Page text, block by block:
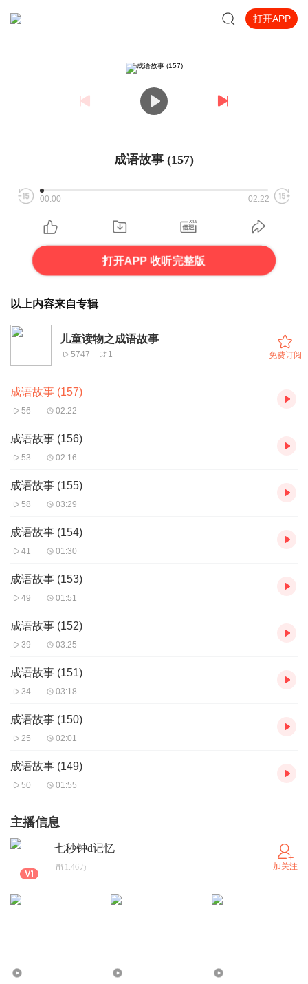
打开APP
成语故事 (157)
00:00 02:22
打开APP 收听完整版
以上内容来自专辑
儿童读物之成语故事
5747 1 免费订阅
成语故事 (157)
56 02:22
成语故事 (156)
53 02:16
成语故事 (155)
58 03:29
成语故事 (154)
41 01:30
成语故事 (153)
49 01:51
成语故事 (152)
39 03:25
成语故事 (151)
34 03:18
成语故事 (150)
25 02:01
成语故事 (149)
50 01:55
主播信息
七秒钟d记忆
1.46万 加关注